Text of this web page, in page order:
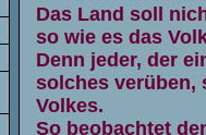
Das Land soll
so wie es das
Denn jeder, der
solches verüben,
Volkes.
So beobachtet